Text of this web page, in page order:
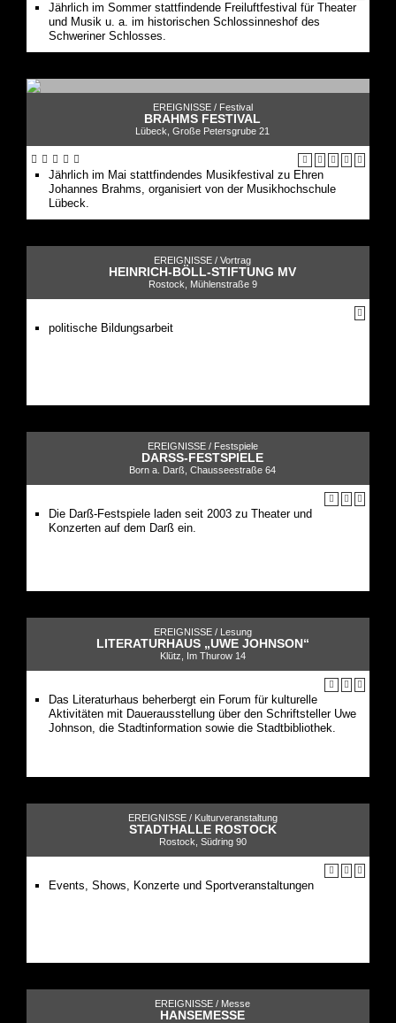
Jährlich im Sommer stattfindende Freiluftfestival für Theater
und Musik u. a. im historischen Schlossinneshof des
Schweriner Schlosses.
EREIGNISSE / Festival
BRAHMS FESTIVAL
Lübeck, Große Petersgrube 21
Jährlich im Mai stattfindendes Musikfestival zu Ehren
Johannes Brahms, organisiert von der Musikhochschule
Lübeck.
EREIGNISSE / Vortrag
HEINRICH-BÖLL-STIFTUNG MV
Rostock, Mühlenstraße 9
politische Bildungsarbeit
EREIGNISSE / Festspiele
DARSS-FESTSPIELE
Born a. Darß, Chausseestraße 64
Die Darß-Festspiele laden seit 2003 zu Theater und
Konzerten auf dem Darß ein.
EREIGNISSE / Lesung
LITERATURHAUS „UWE JOHNSON“
Klütz, Im Thurow 14
Das Literaturhaus beherbergt ein Forum für kulturelle
Aktivitäten mit Dauerausstellung über den Schriftsteller Uwe
Johnson, die Stadtinformation sowie die Stadtbibliothek.
EREIGNISSE / Kulturveranstaltung
STADTHALLE ROSTOCK
Rostock, Südring 90
Events, Shows, Konzerte und Sportveranstaltungen
EREIGNISSE / Messe
HANSEMESSE